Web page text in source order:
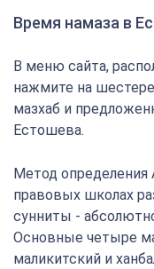
Время намаза в
В меню сайта,
нажмите на
мазхаб и
Естошева.
Метод
правовых школах
сунниты -
Основные четыре
маликитский и